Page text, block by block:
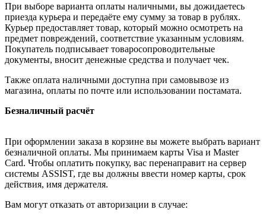
При выборе варианта оплаты наличными, вы дожидаетесь
приезда курьера и передаёте ему сумму за товар в рублях.
Курьер предоставляет товар, который можно осмотреть на
предмет повреждений, соответствие указанным условиям.
Покупатель подписывает товаросопроводительные
документы, вносит денежные средства и получает чек.
Также оплата наличными доступна при самовывозе из
магазина, оплаты по почте или использовании постамата.
Безналичный расчёт
При оформлении заказа в корзине вы можете выбрать вариант
безналичной оплаты. Мы принимаем карты Visa и Master
Card. Чтобы оплатить покупку, вас перенаправит на сервер
системы ASSIST, где вы должны ввести номер карты, срок
действия, имя держателя.
Вам могут отказать от авторизации в случае: